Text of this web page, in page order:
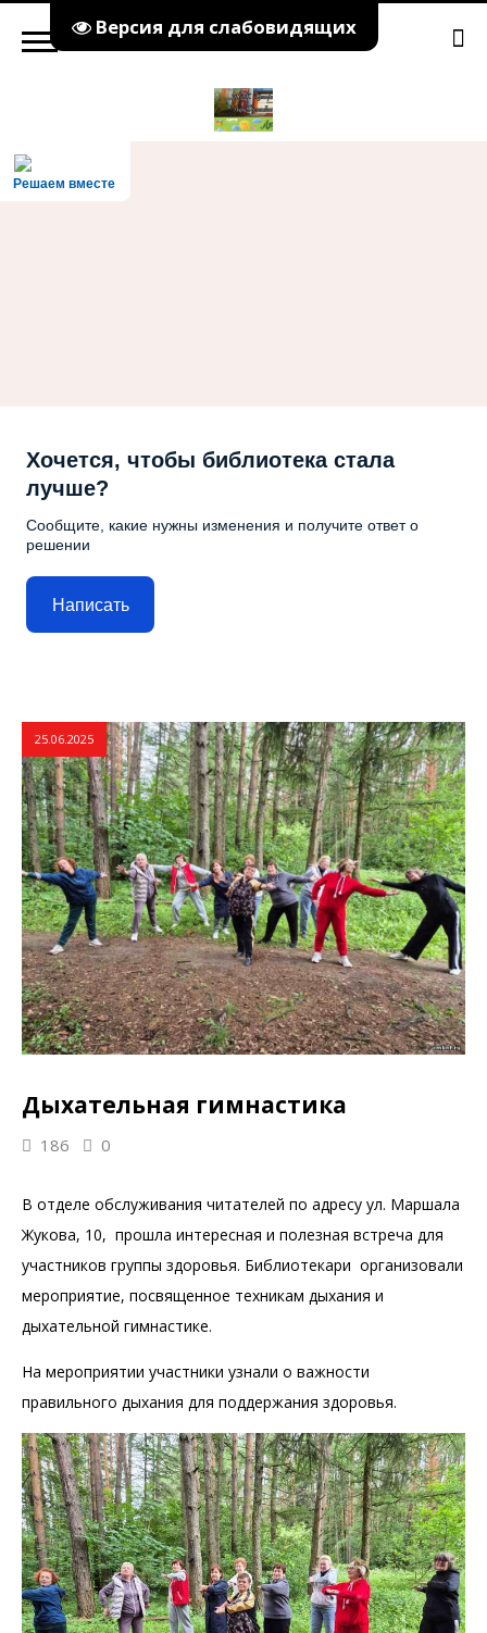
Версия для слабовидящих
Решаем вместе
Хочется, чтобы библиотека стала
лучше?
Сообщите, какие нужны изменения и получите ответ о
решении
Написать
25.06.2025
Дыхательная гимнастика
186 0
В отделе обслуживания читателей по адресу ул. Маршала
Жукова, 10, прошла интересная и полезная встреча для
участников группы здоровья. Библиотекари организовали
мероприятие, посвященное техникам дыхания и
дыхательной гимнастике.
На мероприятии участники узнали о важности
правильного дыхания для поддержания здоровья.